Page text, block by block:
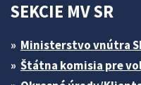
SEKCIE MV SR
Ministerstvo vnútra
Štátna komisia pre